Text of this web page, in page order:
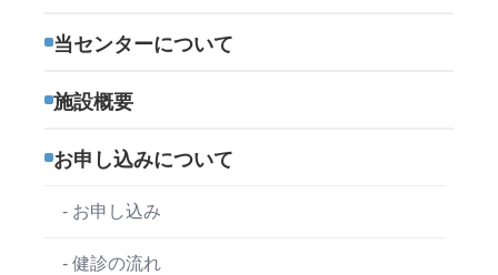
当センターについて
施設概要
お申し込みについて
- お申し込み
- 健診の流れ